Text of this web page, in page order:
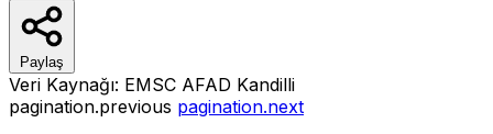
Paylaş
Veri Kaynağı: EMSC AFAD Kandilli
pagination.previous pagination.next